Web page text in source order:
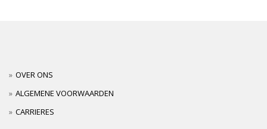
OVER ONS
ALGEMENE VOORWAARDEN
CARRIERES